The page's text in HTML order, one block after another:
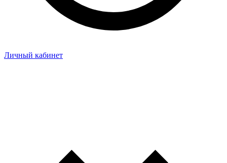
Личный кабинет